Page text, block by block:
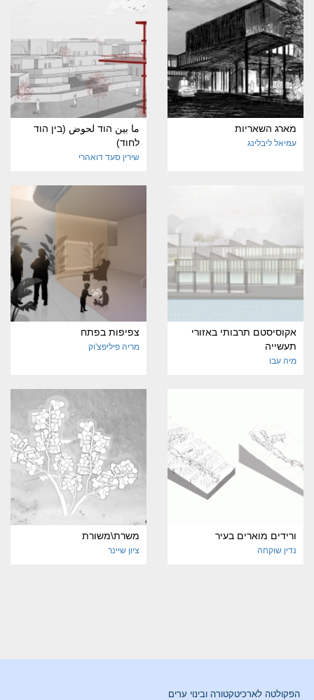
מארג השאריות
עמיאל ליבלינג
ما بين הוד لحوض (בין הוד
לחוד)
שירין סעד דואהרי
אקוסיסטם תרבותי באזורי
תעשייה
מיה עבו
צפיפות בפתח
מריה פיליפצ'וק
ורידים מוארים בעיר
נדין שוקחה
משרת\משורת
ציון שיינר
הפקולטה לארכיטקטורה ובינוי ערים